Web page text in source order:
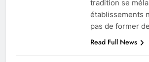
tradition se
établissements
pas de former
Read Full News